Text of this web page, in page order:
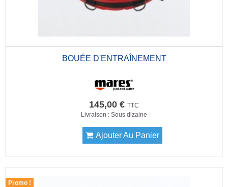
BOUÉE D'ENTRAÎNEMENT
145,00 € TTC
Livraison : Sous dizaine
Ajouter Au Panier
Promo !